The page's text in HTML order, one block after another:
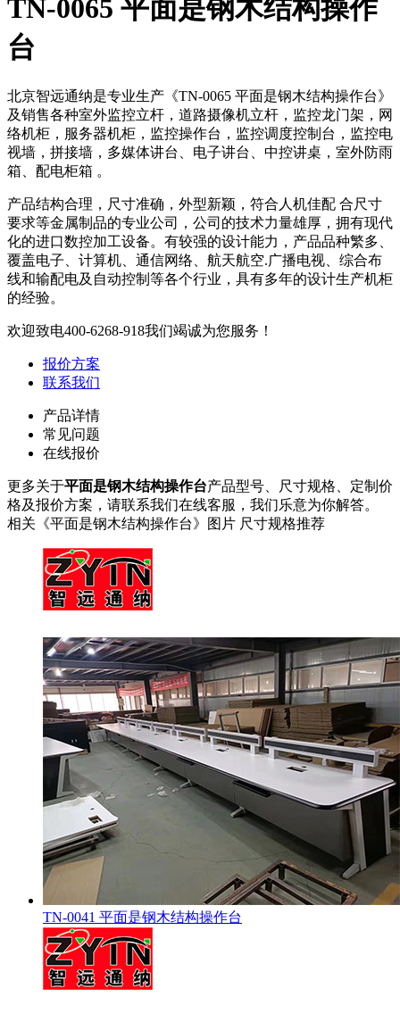
TN-0065 平面是钢木结构操作
台
北京智远通纳是专业生产《TN-0065 平面是钢木结构操作台》
及销售各种室外监控立杆，道路摄像机立杆，监控龙门架，网
络机柜，服务器机柜，监控操作台，监控调度控制台，监控电
视墙，拼接墙，多媒体讲台、电子讲台、中控讲桌，室外防雨
箱、配电柜箱 。
产品结构合理，尺寸准确，外型新颖，符合人机佳配 合尺寸
要求等金属制品的专业公司，公司的技术力量雄厚，拥有现代
化的进口数控加工设备。有较强的设计能力，产品品种繁多、
覆盖电子、计算机、通信网络、航天航空.广播电视、综合布
线和输配电及自动控制等各个行业，具有多年的设计生产机柜
的经验。
欢迎致电400-6268-918我们竭诚为您服务！
报价方案
联系我们
产品详情
常见问题
在线报价
更多关于平面是钢木结构操作台产品型号、尺寸规格、定制价
格及报价方案，请联系我们在线客服，我们乐意为你解答。
相关《平面是钢木结构操作台》图片 尺寸规格推荐
TN-0041 平面是钢木结构操作台